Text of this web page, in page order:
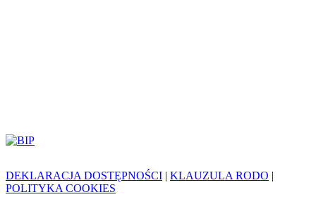
DEKLARACJA DOSTĘPNOŚCI | KLAUZULA RODO |
POLITYKA COOKIES